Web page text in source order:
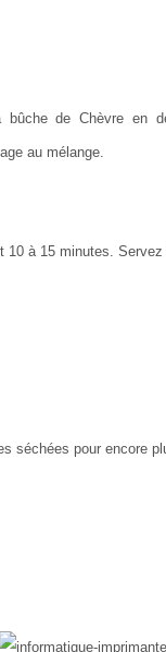
de Chèvre en
au mélange.
à 15 minutes.
séchées pour encore